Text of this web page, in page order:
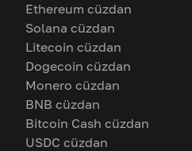
Ethereum cüzdan
Solana cüzdan
Litecoin cüzdan
Dogecoin cüzdan
Monero cüzdan
BNB cüzdan
Bitcoin Cash cüzdan
USDC cüzdan